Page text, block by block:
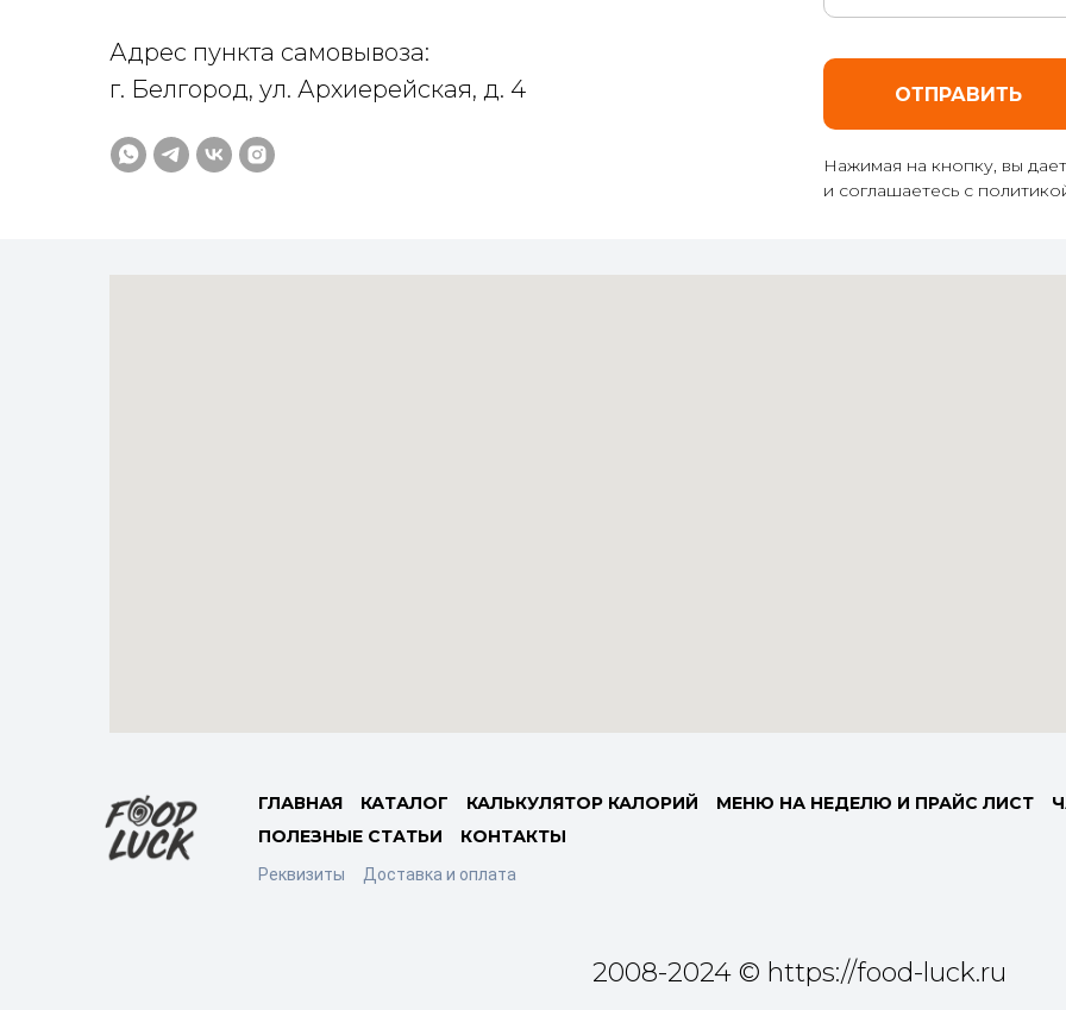
Адрес пункта самовывоза:
г. Белгород, ул. Архиерейская, д. 4
ОТПРАВИТЬ
Нажимая на кнопку, вы
и соглашаетесь c
ГЛАВНАЯ КАТАЛОГ КАЛЬКУЛЯТОР КАЛОРИЙ МЕНЮ НА НЕДЕЛЮ И ПРАЙС ЛИСТ
ПОЛЕЗНЫЕ СТАТЬИ
КОНТАКТЫ
Реквизиты Доставка и оплата
2008-2024 © https://food-luck.ru